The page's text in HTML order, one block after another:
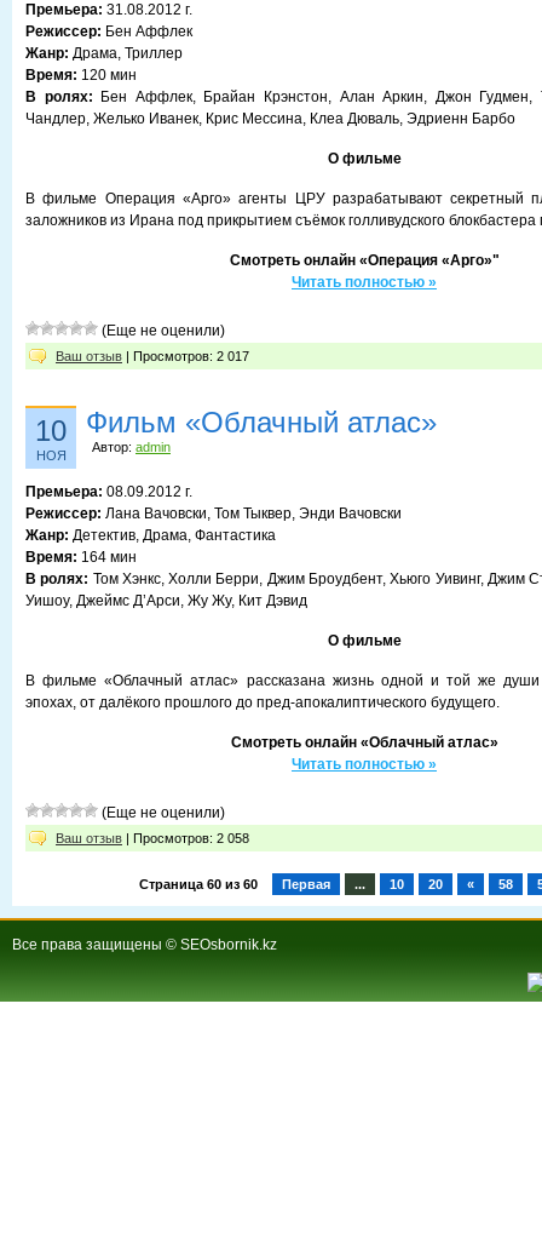
Премьера: 31.08.2012 г.
Режиссер: Бен Аффлек
Жанр: Драма, Триллер
Время: 120 мин
В ролях: Бен Аффлек, Брайан Крэнстон, Алан Аркин, Джон Гудмен,
Чандлер, Желько Иванек, Крис Мессина, Клеа Дюваль, Эдриенн Барбо
О фильме
В фильме Операция «Арго» агенты ЦРУ разрабатывают секретный
заложников из Ирана под прикрытием съёмок голливудского блокбастера
Смотреть онлайн «Операция «Арго»"
Читать полностью »
(Еще не оценили)
Ваш отзыв | Просмотров: 2 017
10
НОЯ
Фильм «Облачный атлас»
Автор: admin
Премьера: 08.09.2012 г.
Режиссер: Лана Вачовски, Том Тыквер, Энди Вачовски
Жанр: Детектив, Драма, Фантастика
Время: 164 мин
В ролях: Том Хэнкс, Холли Берри, Джим Броудбент, Хьюго Уивинг, Джим
Уишоу, Джеймс Д’Арси, Жу Жу, Кит Дэвид
О фильме
В фильме «Облачный атлас» рассказана жизнь одной и той же
эпохах, от далёкого прошлого до пред-апокалиптического будущего.
Смотреть онлайн «Облачный атлас»
Читать полностью »
(Еще не оценили)
Ваш отзыв | Просмотров: 2 058
Страница 60 из 60 Первая ... 10 20 « 58
Все права защищены © SEOsbornik.kz